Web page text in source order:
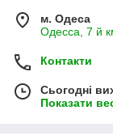
м. Одеса
Одесса, 7 й
Контакти
Сьогодні
Показати